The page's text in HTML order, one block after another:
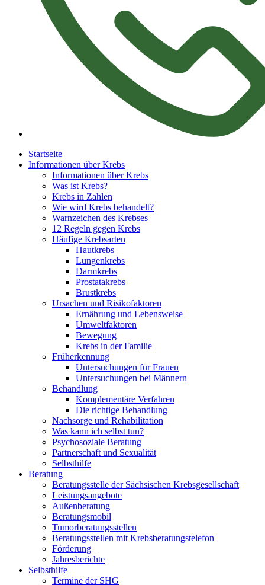
Startseite
Informationen über Krebs
Informationen über Krebs
Was ist Krebs?
Krebs in Zahlen
Wie wird Krebs behandelt?
Warnzeichen des Krebses
12 Regeln gegen Krebs
Häufige Krebsarten
Hautkrebs
Lungenkrebs
Darmkrebs
Prostatakrebs
Brustkrebs
Ursachen und Risikofaktoren
Ernährung und Lebensweise
Umweltfaktoren
Bewegung
Krebs in der Familie
Früherkennung
Untersuchungen für Frauen
Untersuchungen bei Männern
Behandlung
Komplementäre Verfahren
Die richtige Behandlung
Nachsorge und Rehabilitation
Was kann ich selbst tun?
Psychosoziale Beratung
Partnerschaft und Sexualität
Selbsthilfe
Beratung
Beratungsstelle der Sächsischen Krebsgesellschaft
Leistungsangebote
Außenberatung
Beratungsmobil
Tumorberatungsstellen
Beratungsstellen mit Krebsberatungstelefon
Förderung
Jahresberichte
Selbsthilfe
Termine der SHG